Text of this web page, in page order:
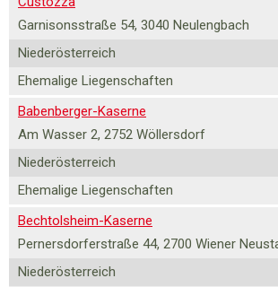
Garnisonsstraße 54, 3040 Neulengbach
Niederösterreich
Ehemalige Liegenschaften
Babenberger-Kaserne
Am Wasser 2, 2752 Wöllersdorf
Niederösterreich
Ehemalige Liegenschaften
Bechtolsheim-Kaserne
Pernersdorferstraße 44, 2700 Wiener
Niederösterreich